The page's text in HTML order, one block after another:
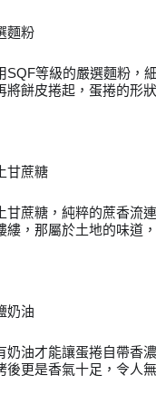
麵粉
SQF等級的嚴選麵粉，
將餅皮捲起，蛋捲的形
甘蔗糖
甘蔗糖，純粹的蔗香流
縷，那屬於土地的味道
奶油
奶油才能讓蛋捲自帶香
後更是香氣十足，令人